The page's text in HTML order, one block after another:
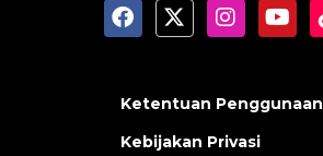
Ketentuan Penggunaan
Kebijakan Privasi